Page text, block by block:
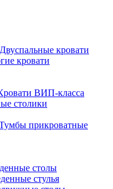
Двуспальные кровати
кровати
ВИП-класса
столики
прикроватные
столы
стулья